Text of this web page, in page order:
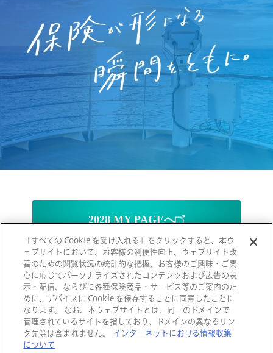
2028 MY PAGEへ
2028 MY PAGE登録
ご利用にあたってプライバシーポリシー
ディスクロージャー方針サイトマップ
「すべての Cookie を受け入れる」をクリックすると、本ウ
ェブサイトにおいて、お客様の利便性向上、ウェブサイト改
善のための閲覧状況の統計的な把握、お客様のご興味・ご関
心に応じてパーソナライズされたコンテンツおよび広告の表
示・配信、ならびに各種保険商品・サービス等のご案内のた
めに、デバイスに Cookie を保存することに同意したことに
なります。 なお、本ウェブサイトとは、同一のドメインで
管理されているサイトを指しており、ドメインの異なるリン
ク先等は含まれません。
インターネットにおける情報収集
について